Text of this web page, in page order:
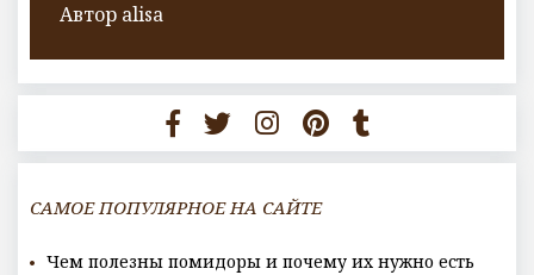
Автор alisa
САМОЕ ПОПУЛЯРНОЕ НА САЙТЕ
Чем полезны помидоры и почему их нужно есть